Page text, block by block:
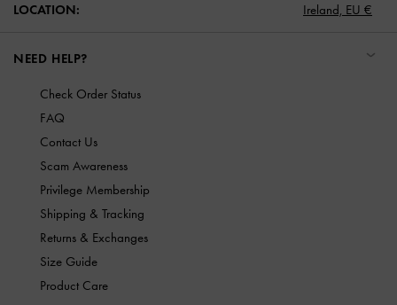
LOCATION: Ireland, EU €
NEED HELP?
Check Order Status
FAQ
Contact Us
Scam Awareness
Privilege Membership
Shipping & Tracking
Returns & Exchanges
Size Guide
Product Care